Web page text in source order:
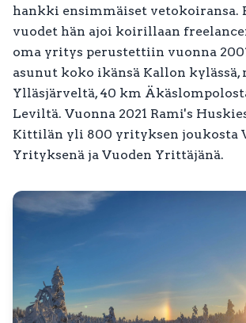
hankki ensimmäiset vetokoiransa.
vuodet hän ajoi koirillaan
oma yritys perustettiin vuonna
asunut koko ikänsä Kallon kylässä,
Ylläsjärveltä, 40 km
Leviltä. Vuonna 2021 Rami's
Kittilän yli 800 yrityksen joukosta
Yrityksenä ja Vuoden Yrittäjänä.